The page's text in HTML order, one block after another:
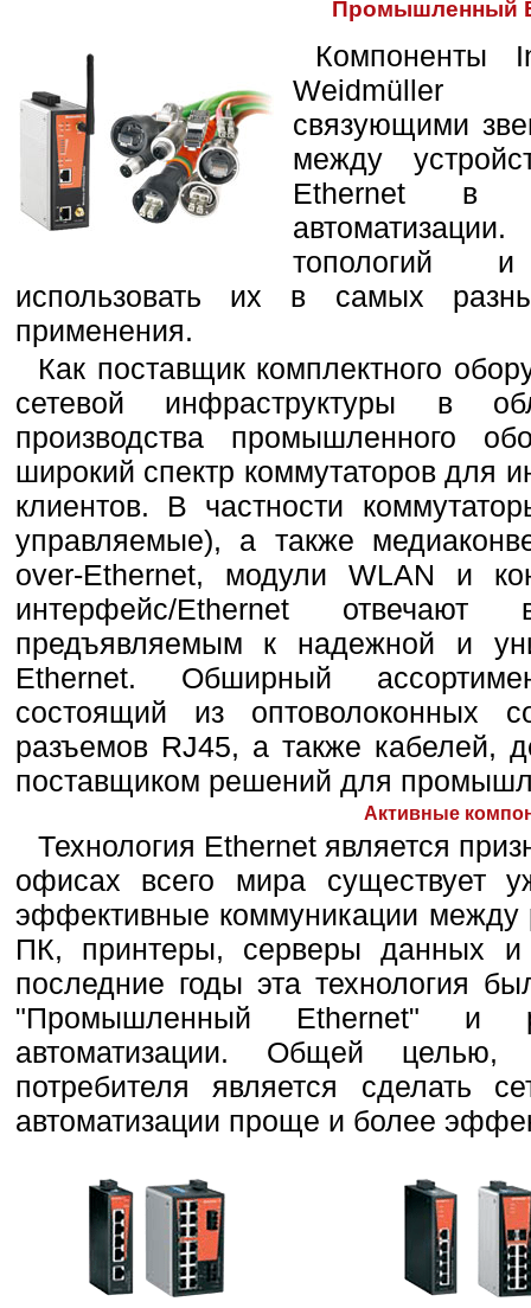
Промышленный
Компоненты
Weidmüller
связующими
между
Ethernet в
топологий и
использовать их в самых
применения.
Как поставщик комплектного
сетевой инфраструктуры в
производства промышленного
широкий спектр коммутаторов для
клиентов. В частности
управляемые), а также
over-Ethernet, модули WLAN и
интерфейс/Ethernet отвечают
предъявляемым к надежной и
Ethernet. Обширный
состоящий из оптоволоконных
разъемов RJ45, а также кабелей,
поставщиком решений для
Активные
Технология Ethernet является
офисах всего мира существует
эффективные коммуникации между
ПК, принтеры, серверы данных
последние годы эта технология
"Промышленный Ethernet" и
автоматизации. Общей целью,
потребителя является сделать
автоматизации проще и более